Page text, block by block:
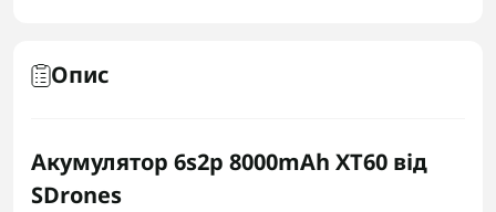
Опис
Акумулятор 6s2p 8000mAh XT60 від
SDrones